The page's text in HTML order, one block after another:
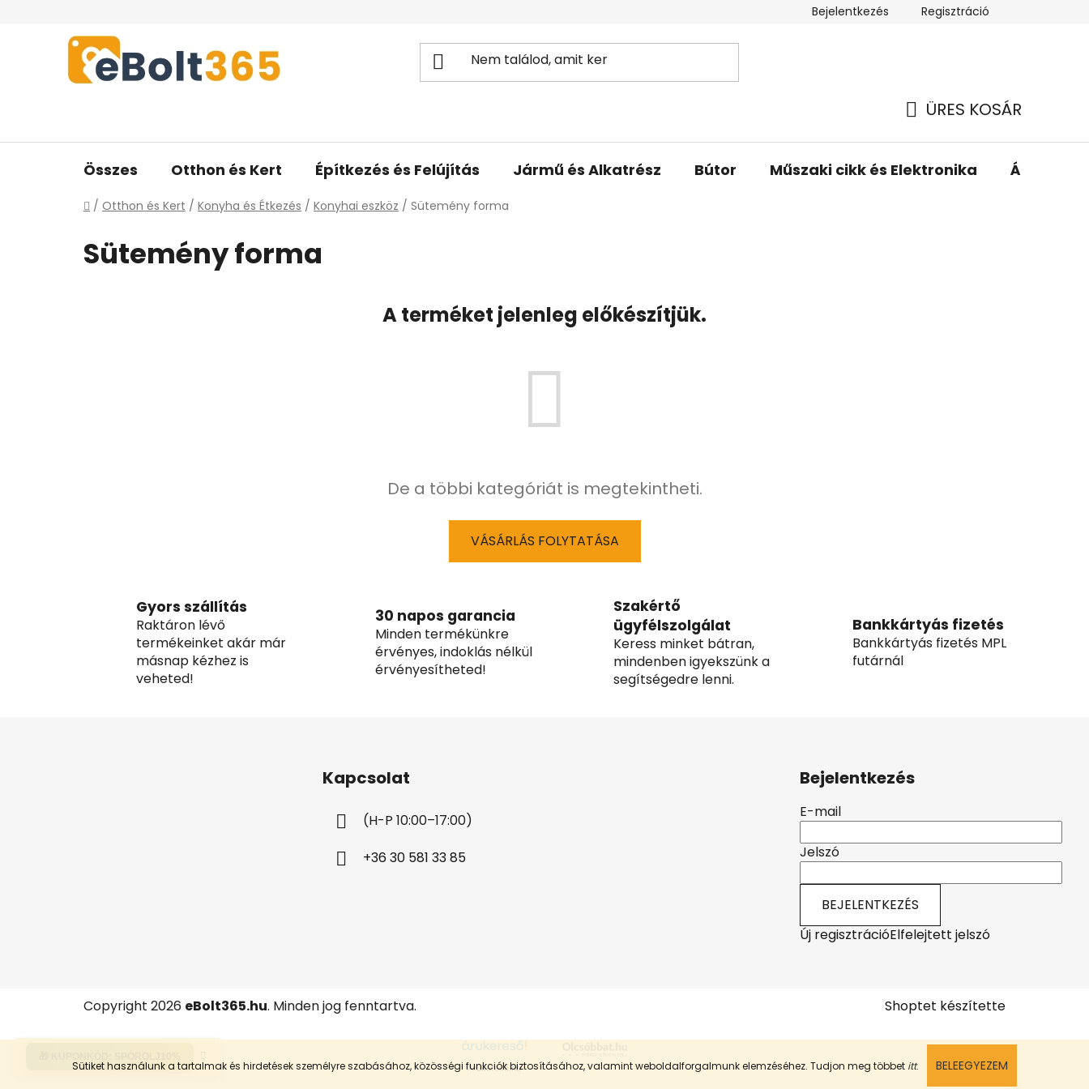
Sütiket használunk a tartalmak és hirdetések személyre szabásához, közösségi funkciók biztosításához, valamint weboldalforgalmunk elemzéséhez. Tudjon meg többet itt. BELEEGYEZEM
Bejelentkezés Regisztráció
ÜRES KOSÁR
Összes Otthon és Kert Építkezés és Felújítás Jármű és Alkatrész Bútor Műszaki cikk és Elektronika
Kezdőlap
/ Otthon és Kert / Konyha és Étkezés / Konyhai eszköz / Sütemény forma
Sütemény forma
A terméket jelenleg előkészítjük.
De a többi kategóriát is megtekintheti.
VÁSÁRLÁS FOLYTATÁSA
Gyors szállítás
Raktáron lévő
termékeinket akár már
másnap kézhez is
veheted!
30 napos garancia
Minden termékünkre
érvényes, indoklás nélkül
érvényesítheted!
Szakértő
ügyfélszolgálat
Keress minket bátran,
mindenben igyekszünk a
segítségedre lenni.
Bankkártyás fizetés
Bankkártyás fizetés MPL
futárnál
Kapcsolat
(H-P 10:00–17:00)
+36 30 581 33 85
Bejelentkezés
E-mail
Jelszó
BEJELENTKEZÉS
Új regisztrációElfelejtett jelszó
Shoptet készítette
Copyright 2026 eBolt365.hu. Minden jog fenntartva.
Árukereső.hu